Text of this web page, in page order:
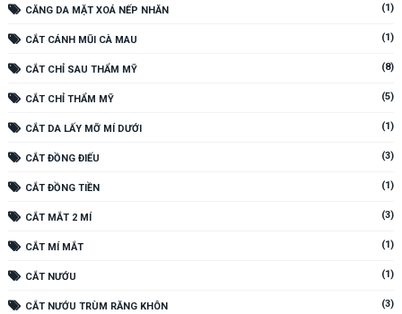
CĂNG DA MẶT XOÁ NẾP NHĂN (1)
CẮT CÁNH MŨI CÀ MAU (1)
CẮT CHỈ SAU THẨM MỸ (8)
CẮT CHỈ THẨM MỸ (5)
CẮT DA LẤY MỠ MÍ DƯỚI (1)
CẮT ĐỒNG ĐIẾU (3)
CẮT ĐỒNG TIỀN (1)
CẮT MẮT 2 MÍ (3)
CẮT MÍ MẮT (1)
CẮT NƯỚU (1)
CẮT NƯỚU TRÙM RĂNG KHÔN (3)